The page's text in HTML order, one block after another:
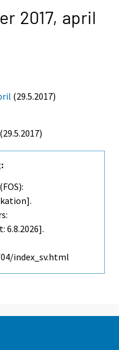
2017, april
(29.5.2017)
(29.5.2017)
:
6.8.2026].
index_sv.html